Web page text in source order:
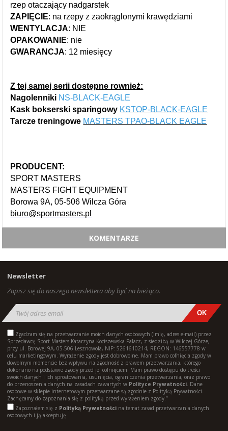
rzep otaczający nadgarstek
ZAPIĘCIE: na rzepy z zaokrąglonymi krawędziami
WENTYLACJA: NIE
OPAKOWANIE: nie
GWARANCJA: 12 miesięcy
Z tej samej serii dostępne rownież:
Nagolenniki NS-BLACK-EAGLE
Kask bokserski sparingowy KSTOP-BLACK-EAGLE
Tarcze treningowe MASTERS TPAO-BLACK EAGLE
PRODUCENT:
SPORT MASTERS
MASTERS FIGHT EQUIPMENT
Borowa 9A, 05-506 Wilcza Góra
biuro@sportmasters.pl
KOMENTARZE
Newsletter
Zapisz się do naszego newslettera aby być na bieżąco.
Zgadzam się na przetwarzanie moich danych osobowych (imię, adres e-mail) przez
Sprzedawcę Sport Masters Katarzyna Kociszewska-Palacz, z siedzibą w Wilczej Górze,
przy ul. Borowej 9A, 05-506 Lesznowola, NIP: 5261610214, REGON: 146557778 w
celu marketingowym. Wyrażenie zgody jest dobrowolne. Mam prawo cofnięcia zgody w
dowolnym momencie bez wpływu na zgodność z prawem przetwarzania, którego
dokonano na podstawie zgody przed jej cofnięciem. Mam prawo dostępu do treści
swoich danych i ich sprostowania, usunięcia, ograniczenia przetwarzania, oraz prawo
do przenoszenia danych na zasadach zawartych w Polityce Prywatności. Dane
osobowe w sklepie internetowym przetwarzane są zgodnie z Polityką Prywatności.
Zachęcamy do zapoznania się z polityką przed wyrażeniem zgody.”
Zapoznałem się z Polityką Prywatności na temat zasad przetwarzania danych
osobowych i ją akceptuję